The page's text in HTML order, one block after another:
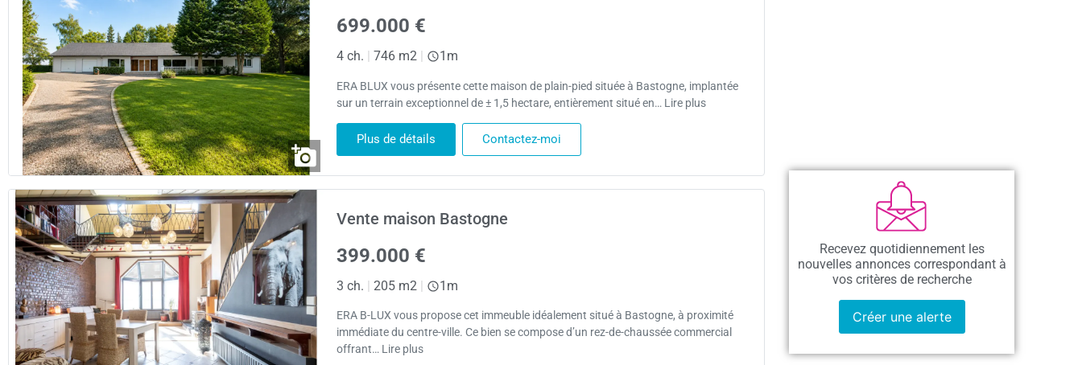
699.000 €
4 ch. 746 m2 1m
ERA BLUX vous présente cette maison de plain-pied située à Bastogne, implantée
sur un terrain exceptionnel de ± 1,5 hectare, entièrement situé en… Lire plus
Plus de détails Contactez-moi
Vente maison Bastogne
399.000 €
3 ch. | 205 m2 | 1m
ERA B-LUX vous propose cet immeuble idéalement situé à Bastogne, à proximité
immédiate du centre-ville. Ce bien se compose d’un rez-de-chaussée commercial
offrant… Lire plus
Recevez quotidiennement les
nouvelles annonces correspondant à
vos critères de recherche
Créer une alerte